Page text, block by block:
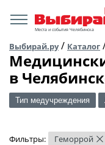
Места и события Челябинска
Выбирай.ру/ Каталог
в
Тип медучреждения
Фильтры: Геморрой ×